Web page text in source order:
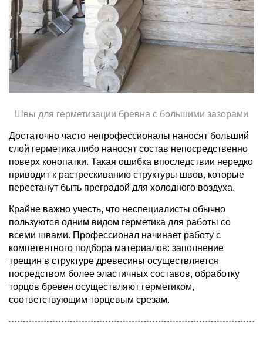
Швы для герметизации бревна с большими зазорами
Достаточно часто непрофессионалы наносят больший
слой герметика либо наносят состав непосредственно
поверх конопатки. Такая ошибка впоследствии нередко
приводит к растрескиванию структуры швов, которые
перестанут быть преградой для холодного воздуха.
Крайне важно учесть, что неспециалисты обычно
пользуются одним видом герметика для работы со
всеми швами. Профессионал начинает работу с
компетентного подбора материалов: заполнение
трещин в структуре древесины осуществляется
посредством более эластичных составов, обработку
торцов бревен осуществляют герметиком,
соответствующим торцевым срезам.